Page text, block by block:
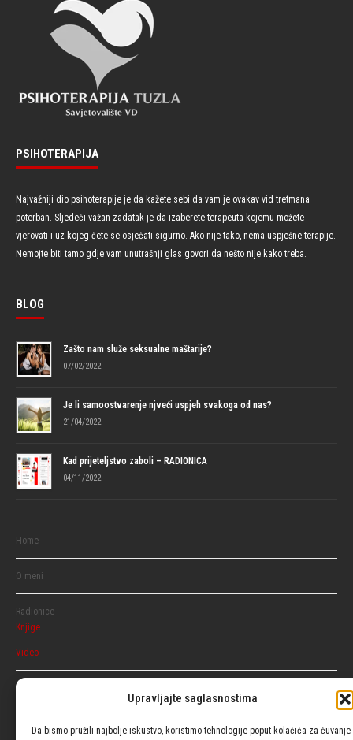
Upravljajte saglasnostima
Da bismo pružili najbolje iskustvo, koristimo tehnologije poput kolačića za čuvanje
PSIHOTERAPIJA
Najvažniji dio psihoterapije je da kažete sebi da vam je ovakav vid tretmana
poterban. Sljedeći važan zadatak je da izaberete terapeuta kojemu možete
vjerovati i uz kojeg ćete se osjećati sigurno. Ako nije tako, nema uspješne terapije.
Nemojte biti tamo gdje vam unutrašnji glas govori da nešto nije kako treba.
BLOG
Zašto nam služe seksualne maštarije?
07/02/2022
Je li samoostvarenje njveći uspjeh svakoga od nas?
21/04/2022
Kad prijeteljstvo zaboli – RADIONICA
04/11/2022
Home
O meni
Radionice
Knjige
Video
Razgovaraj
Muški